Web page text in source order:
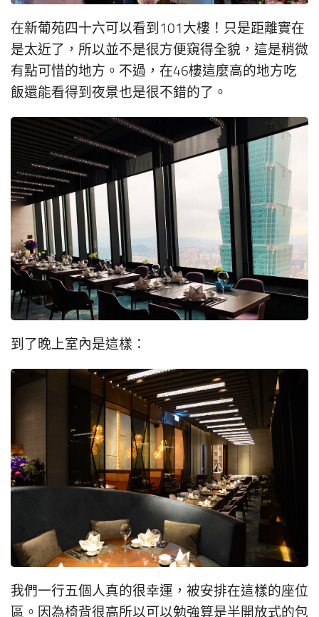
在新葡苑四十六可以看到101大樓！只是距離實在
是太近了，所以並不是很方便窺得全貌，這是稍微
有點可惜的地方。不過，在46樓這麼高的地方吃
飯還能看得到夜景也是很不錯的了。
到了晚上室內是這樣：
我們一行五個人真的很幸運，被安排在這樣的座位
區。因為椅背很高所以可以勉強算是半開放式的包